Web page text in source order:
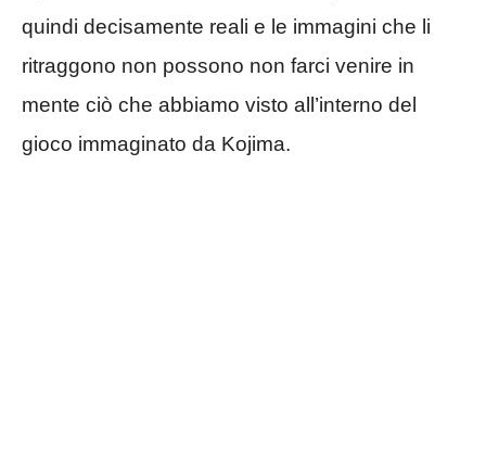
quindi decisamente reali e le immagini che li
ritraggono non possono non farci venire in
mente ciò che abbiamo visto all’interno del
gioco immaginato da Kojima.